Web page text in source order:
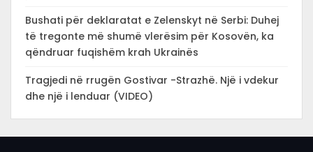
Bushati për deklaratat e Zelenskyt në Serbi: Duhej
të tregonte më shumë vlerësim për Kosovën, ka
qëndruar fuqishëm krah Ukrainës
Tragjedi në rrugën Gostivar -Strazhë. Një i vdekur
dhe një i lenduar (VIDEO)